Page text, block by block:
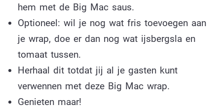
hem met de Big Mac saus.
Optioneel: wil je nog wat fris toevoegen aan
je wrap, doe er dan nog wat ijsbergsla en
tomaat tussen.
Herhaal dit totdat jij al je gasten kunt
verwennen met deze Big Mac wrap.
Genieten maar!